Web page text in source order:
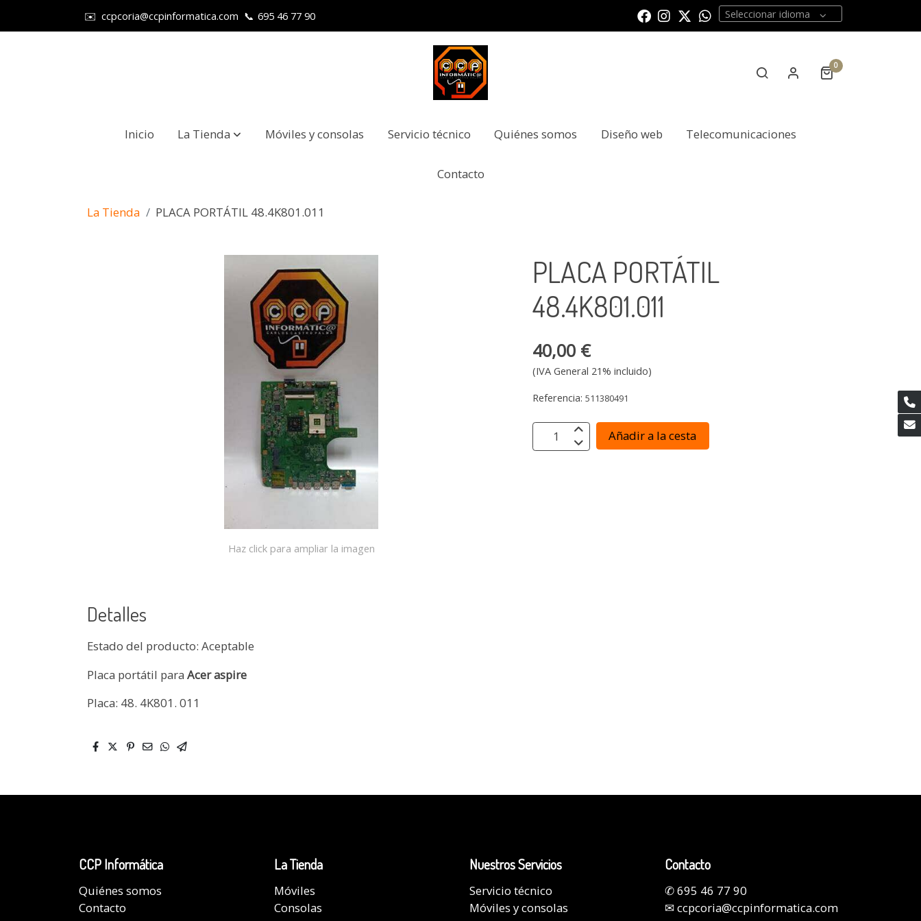
✉️ ccpcoria@ccpinformatica.com 📞 695 46 77 90 Seleccionar idioma
0
Inicio La Tienda Móviles y consolas Servicio técnico Quiénes somos Diseño web Telecomunicaciones
Contacto
La Tienda PLACA PORTÁTIL 48.4K801.011
Haz click para ampliar la imagen
Detalles
Estado del producto: Aceptable
Placa portátil paraAcer aspire
Placa: 48. 4K801. 011
PLACA PORTÁTIL
48.4K801.011
40,00 €
(IVA General 21% incluido)
Referencia:511380491
Añadir a la cesta
CCP Informática
Quiénes somos
Contacto
La Tienda
Móviles
Consolas
Nuestros Servicios
Servicio técnico
Móviles y consolas
Contacto
✆695 46 77 90
✉ccpcoria@ccpinformatica.com